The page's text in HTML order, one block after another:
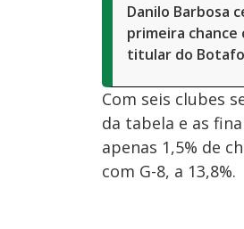
Danilo Barbosa
primeira chance
titular do
Com seis clubes
da tabela e as
apenas 1,5% de
com G-8, a 13,8%.